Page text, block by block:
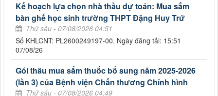
Kế hoạch lựa chọn nhà thầu dự toán: Mua sắm
bàn ghế học sinh trường THPT Đặng Huy Trứ
Thứ sáu - 07/08/2026 04:51
Số KHLCNT: PL2600249197-00. Ngày đăng tải: 15:51
07/08/26
Gói thầu mua sắm thuốc bổ sung năm 2025-2026
(lần 3) của Bệnh viện Chấn thương Chỉnh hình
Thứ sáu - 07/08/2026 04:49